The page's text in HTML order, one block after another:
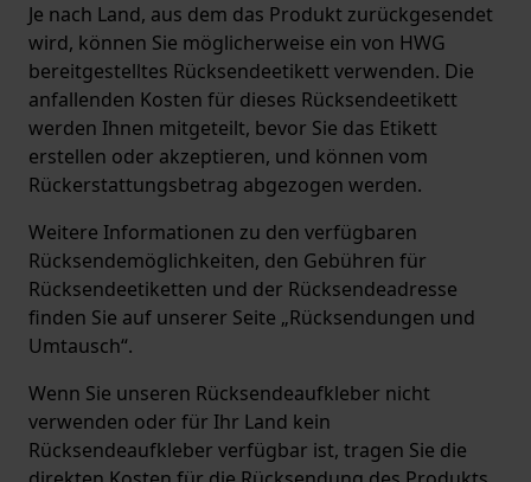
Je nach Land, aus dem das Produkt zurückgesendet
wird, können Sie möglicherweise ein von HWG
bereitgestelltes Rücksendeetikett verwenden. Die
anfallenden Kosten für dieses Rücksendeetikett
werden Ihnen mitgeteilt, bevor Sie das Etikett
erstellen oder akzeptieren, und können vom
Rückerstattungsbetrag abgezogen werden.
Weitere Informationen zu den verfügbaren
Rücksendemöglichkeiten, den Gebühren für
Rücksendeetiketten und der Rücksendeadresse
finden Sie auf unserer Seite „Rücksendungen und
Umtausch“.
Wenn Sie unseren Rücksendeaufkleber nicht
verwenden oder für Ihr Land kein
Rücksendeaufkleber verfügbar ist, tragen Sie die